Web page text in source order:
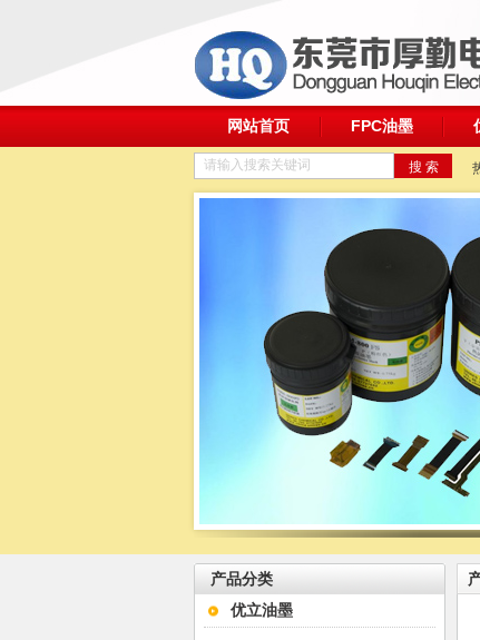
网站首页 FPC油墨
请输入搜索关键词
产品分类
优立油墨